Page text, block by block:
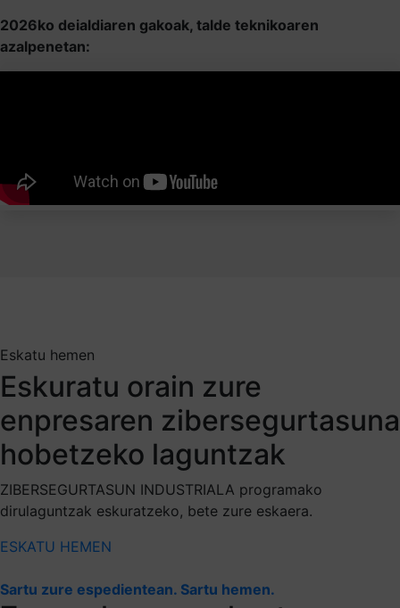
2026ko deialdiaren gakoak, talde teknikoaren
azalpenetan:
Eskatu hemen
Eskuratu orain zure
enpresaren zibersegurtasuna
hobetzeko laguntzak
ZIBERSEGURTASUN INDUSTRIALA programako
dirulaguntzak eskuratzeko, bete zure eskaera.
ESKATU HEMEN
Sartu zure espedientean. Sartu hemen.